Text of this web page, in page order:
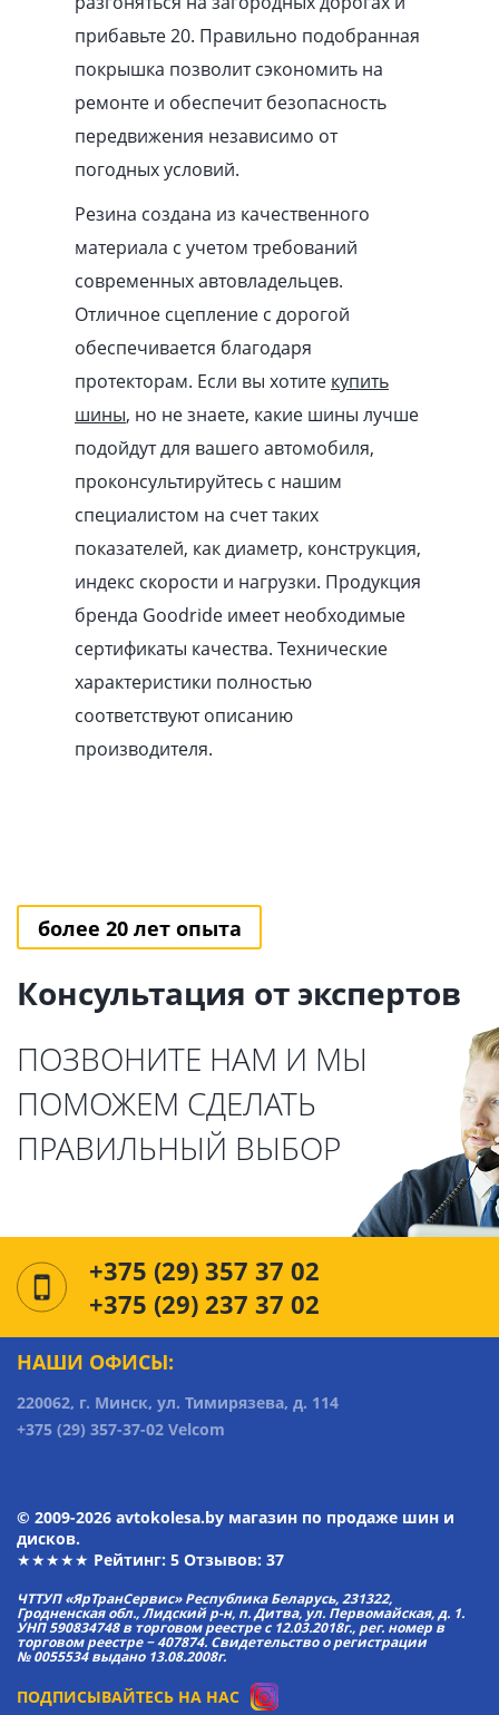
прибавьте 20. Правильно подобранная
покрышка позволит сэкономить на
ремонте и обеспечит безопасность
передвижения независимо от
погодных условий.
Резина создана из качественного
материала с учетом требований
современных автовладельцев.
Отличное сцепление с дорогой
обеспечивается благодаря
протекторам. Если вы хотите купить
шины, но не знаете, какие шины лучше
подойдут для вашего автомобиля,
проконсультируйтесь с нашим
специалистом на счет таких
показателей, как диаметр, конструкция,
индекс скорости и нагрузки. Продукция
бренда Goodride имеет необходимые
сертификаты качества. Технические
характеристики полностью
соответствуют описанию
производителя.
более 20 лет опыта
Консультация от экспертов
ПОЗВОНИТЕ НАМ И МЫ
ПОМОЖЕМ СДЕЛАТЬ
ПРАВИЛЬНЫЙ ВЫБОР
+375 (29) 357 37 02
+375 (29) 237 37 02
НАШИ ОФИСЫ:
220062, г. Минск, ул. Тимирязева, д. 114
+375 (29) 357-37-02 Velcom
© 2009-2026 avtokolesa.by магазин по продаже шин и
дисков.
★★★★★ Рейтинг: 5 Отзывов: 37
ЧТТУП «ЯрТранСервис» Республика Беларусь, 231322,
Гродненская обл., Лидский р-н, п. Дитва, ул. Первомайская, д. 1.
УНП 590834748 в торговом реестре с 12.03.2018г., рег. номер в
торговом реестре − 407874. Свидетельство о регистрации
№ 0055534 выдано 13.08.2008г.
ПОДПИСЫВАЙТЕСЬ НА НАС